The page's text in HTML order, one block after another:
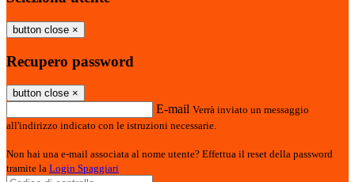
button close ×
Recupero password
button close ×
E-mail Verrà inviato un messaggio
all'indirizzo indicato con le istruzioni necessarie.
Non hai una e-mail associata al nome utente? Effettua il reset della password
tramite la Login Spaggiari